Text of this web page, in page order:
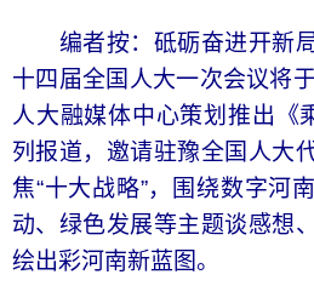
编者按：砥砺奋进开新
十四届全国人大一次会议将
人大融媒体中心策划推出《
列报道，邀请驻豫全国人大
焦“十大战略”，围绕数字河
动、绿色发展等主题谈感想
绘出彩河南新蓝图。